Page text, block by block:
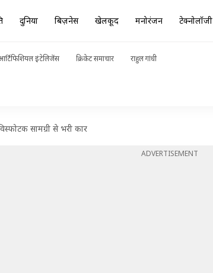
दुनिया बिज़नेस खेलकूद मनोरंजन टेक्नोलॉजी
इंटेलिजेंस क्रिकेट समाचार राहुल गांधी
सामग्री से भरी कार
ADVERTISEMENT